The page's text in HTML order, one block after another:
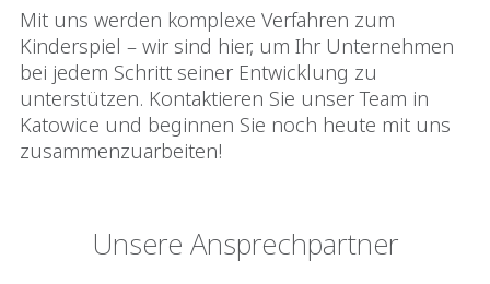
Mit uns werden komplexe Verfahren zum
Kinderspiel – wir sind hier, um Ihr Unternehmen
bei jedem Schritt seiner Entwicklung zu
unterstützen. Kontaktieren Sie unser Team in
Katowice und beginnen Sie noch heute mit uns
zusammenzuarbeiten!
Unsere Ansprechpartner